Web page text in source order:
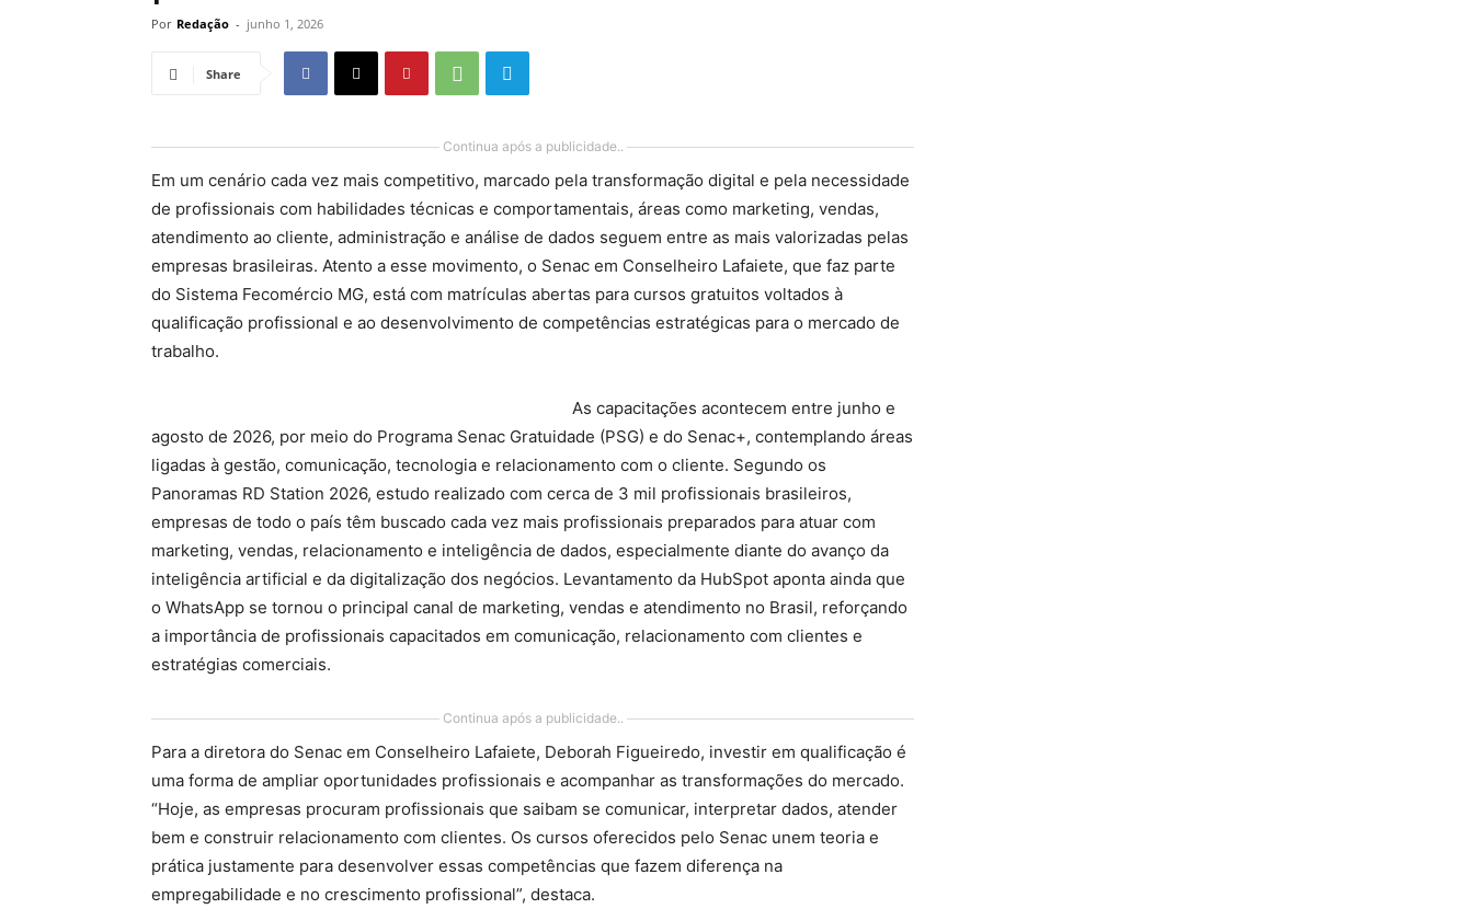
Por Redação - junho 1, 2026
Share
Continua após a publicidade..
Em um cenário cada vez mais competitivo, marcado pela transformação digital e pela necessidade
de profissionais com habilidades técnicas e comportamentais, áreas como marketing, vendas,
atendimento ao cliente, administração e análise de dados seguem entre as mais valorizadas pelas
empresas brasileiras. Atento a esse movimento, o Senac em Conselheiro Lafaiete, que faz parte
do Sistema Fecomércio MG, está com matrículas abertas para cursos gratuitos voltados à
qualificação profissional e ao desenvolvimento de competências estratégicas para o mercado de
trabalho.
As capacitações acontecem entre junho e
agosto de 2026, por meio do Programa Senac Gratuidade (PSG) e do Senac+, contemplando áreas
ligadas à gestão, comunicação, tecnologia e relacionamento com o cliente. Segundo os
Panoramas RD Station 2026, estudo realizado com cerca de 3 mil profissionais brasileiros,
empresas de todo o país têm buscado cada vez mais profissionais preparados para atuar com
marketing, vendas, relacionamento e inteligência de dados, especialmente diante do avanço da
inteligência artificial e da digitalização dos negócios. Levantamento da HubSpot aponta ainda que
o WhatsApp se tornou o principal canal de marketing, vendas e atendimento no Brasil, reforçando
a importância de profissionais capacitados em comunicação, relacionamento com clientes e
estratégias comerciais.
Continua após a publicidade..
Para a diretora do Senac em Conselheiro Lafaiete, Deborah Figueiredo, investir em qualificação é
uma forma de ampliar oportunidades profissionais e acompanhar as transformações do mercado.
“Hoje, as empresas procuram profissionais que saibam se comunicar, interpretar dados, atender
bem e construir relacionamento com clientes. Os cursos oferecidos pelo Senac unem teoria e
prática justamente para desenvolver essas competências que fazem diferença na
empregabilidade e no crescimento profissional”, destaca.